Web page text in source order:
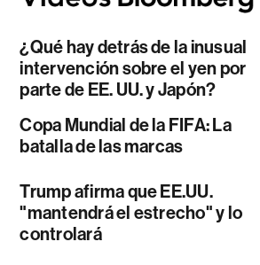
¿Qué hay detrás de la inusual
intervención sobre el yen por
parte de EE. UU. y Japón?
Copa Mundial de la FIFA: La
batalla de las marcas
Trump afirma que EE.UU.
"mantendrá el estrecho" y lo
controlará